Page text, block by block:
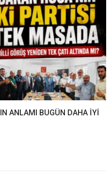
ANLAMI BUGÜN DAHA İYİ